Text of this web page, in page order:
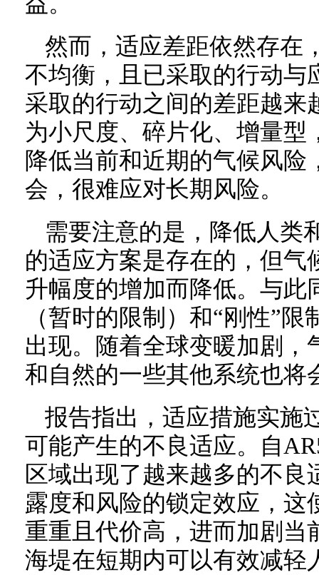
然而，适应差距依然存在
不均衡，且已采取的行动与
采取的行动之间的差距越来
为小尺度、碎片化、增量型
降低当前和近期的气候风险
会，很难应对长期风险。
需要注意的是，降低人类
的适应方案是存在的，但气
升幅度的增加而降低。与此
（暂时的限制）和“刚性”
出现。随着全球变暖加剧，
和自然的一些其他系统也将
报告指出，适应措施实施
可能产生的不良适应。自
区域出现了越来越多的不
露度和风险的锁定效应，这
重重且代价高，进而加剧当
海堤在短期内可以有效减轻